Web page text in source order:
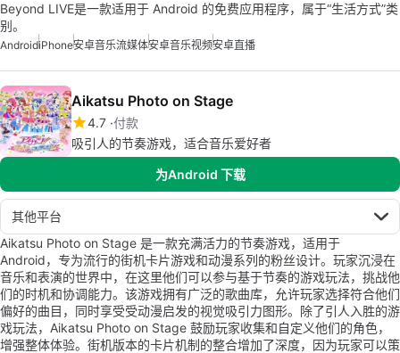
Beyond LIVE是一款适用于 Android 的免费应用程序，属于“生活方式”类
别。
AndroidiPhone安卓音乐流媒体安卓音乐视频安卓直播
Aikatsu Photo on Stage
4.7 付款
吸引人的节奏游戏，适合音乐爱好者
为Android 下载
其他平台
Aikatsu Photo on Stage 是一款充满活力的节奏游戏，适用于
Android，专为流行的街机卡片游戏和动漫系列的粉丝设计。玩家沉浸在
音乐和表演的世界中，在这里他们可以参与基于节奏的游戏玩法，挑战他
们的时机和协调能力。该游戏拥有广泛的歌曲库，允许玩家选择符合他们
偏好的曲目，同时享受受动漫启发的视觉吸引力图形。除了引人入胜的游
戏玩法，Aikatsu Photo on Stage 鼓励玩家收集和自定义他们的角色，
增强整体体验。街机版本的卡片机制的整合增加了深度，因为玩家可以策